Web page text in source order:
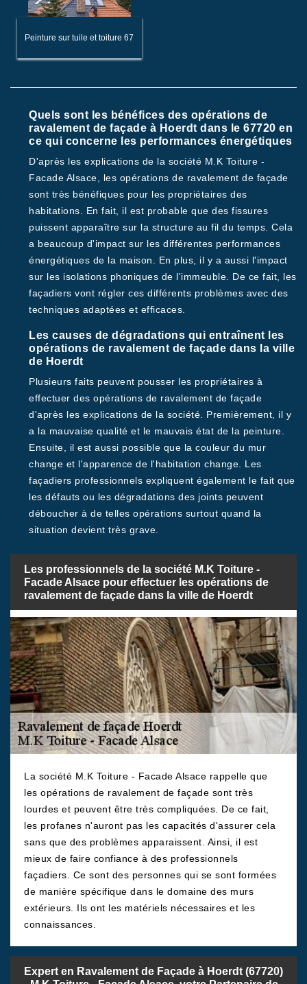
Peinture sur tuile et toiture 67
Quels sont les bénéfices des opérations de
ravalement de façade à Hoerdt dans le 67720 en
ce qui concerne les performances énergétiques
D'après les explications de la société M.K Toiture -
Facade Alsace, les opérations de ravalement de façade
sont très bénéfiques pour les propriétaires des
habitations. En fait, il est probable que des fissures
puissent apparaître sur la structure au fil du temps. Cela
a beaucoup d'impact sur les différentes performances
énergétiques de la maison. En plus, il y a aussi l'impact
sur les isolations phoniques de l'immeuble. De ce fait, les
façadiers vont régler ces différents problèmes avec des
techniques adaptées et efficaces.
Les causes de dégradations qui entraînent les
opérations de ravalement de façade dans la ville
de Hoerdt
Plusieurs faits peuvent pousser les propriétaires à
effectuer des opérations de ravalement de façade
d'après les explications de la société. Premièrement, il y
a la mauvaise qualité et le mauvais état de la peinture.
Ensuite, il est aussi possible que la couleur du mur
change et l'apparence de l'habitation change. Les
façadiers professionnels expliquent également le fait que
les défauts ou les dégradations des joints peuvent
déboucher à de telles opérations surtout quand la
situation devient très grave.
Les professionnels de la société M.K Toiture -
Facade Alsace pour effectuer les opérations de
ravalement de façade dans la ville de Hoerdt
La société M.K Toiture - Facade Alsace rappelle que
les opérations de ravalement de façade sont très
lourdes et peuvent être très compliquées. De ce fait,
les profanes n'auront pas les capacités d'assurer cela
sans que des problèmes apparaissent. Ainsi, il est
mieux de faire confiance à des professionnels
façadiers. Ce sont des personnes qui se sont formées
de manière spécifique dans le domaine des murs
extérieurs. Ils ont les matériels nécessaires et les
connaissances.
Expert en Ravalement de Façade à Hoerdt (67720)